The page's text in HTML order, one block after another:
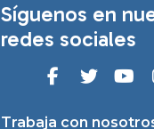
Síguenos en
redes sociales
Trabaja con